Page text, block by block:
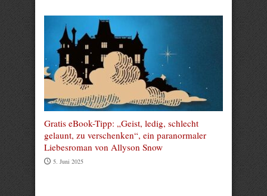
Gratis eBook-Tipp: „Geist, ledig, schlecht
gelaunt, zu verschenken“, ein paranormaler
Liebesroman von Allyson Snow
5. Juni 2025